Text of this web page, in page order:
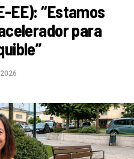
EE): “Estamos
para